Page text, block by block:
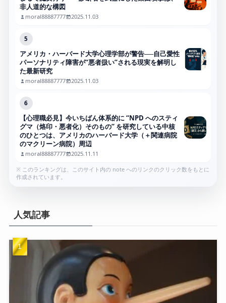
非人道的な構図
moral88887777 2025.11.03
5
アメリカ・ハーバード大学心理学部が警告──自己愛性
パーソナリティ障害が“悪者扱い”される現実を解明し
た最新研究
moral88887777 2025.11.03
6
【心理職必見】今いちばん体系的に “NPD へのスティ
グマ（烙印・悪者化）そのもの” を研究している中核
のひとつは、アメリカのハーバード大学（＋関連病院
のマクリーン病院）周辺
moral88887777 2025.11.11
※ このランキングは、このサイト内の note へのリンクのクリック数をもとに
作成されています。
人気記事